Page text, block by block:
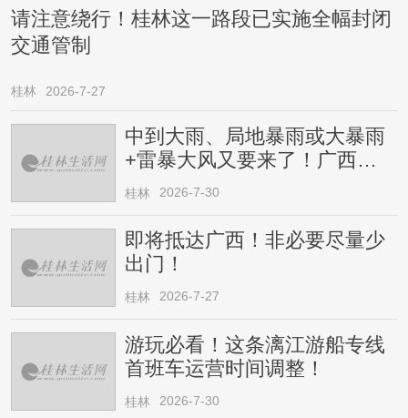
请注意绕行！桂林这一路段已实施全幅封闭
交通管制
桂林 2026-7-27
中到大雨、局地暴雨或大暴雨
+雷暴大风又要来了！广西人
请注意
桂林 2026-7-30
即将抵达广西！非必要尽量少
出门！
桂林 2026-7-27
游玩必看！这条漓江游船专线
首班车运营时间调整！
桂林 2026-7-30